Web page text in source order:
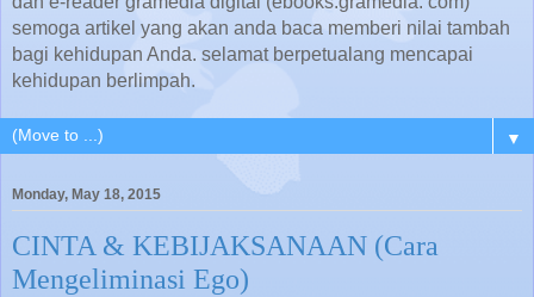
semoga artikel yang akan anda baca memberi nilai tambah
bagi kehidupan Anda. selamat berpetualang mencapai
kehidupan berlimpah.
▼
Monday, May 18, 2015
CINTA & KEBIJAKSANAAN (Cara
Mengeliminasi Ego)